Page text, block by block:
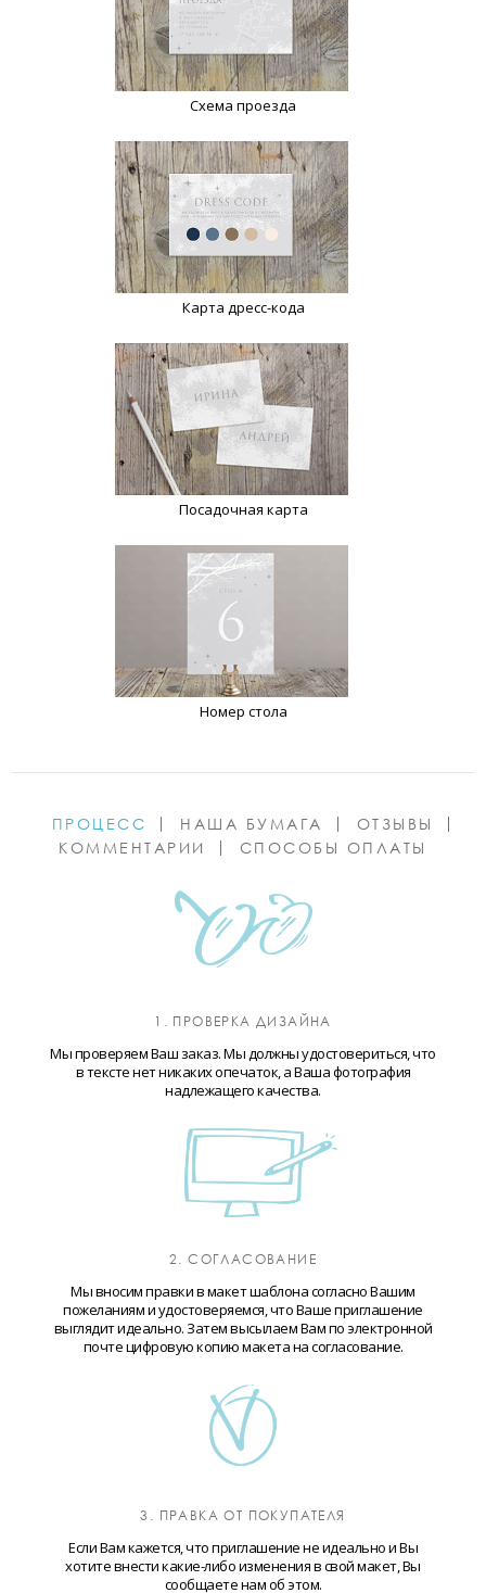
Схема проезда
Карта дресс-кода
Посадочная карта
Номер стола
ПРОЦЕСС НАША БУМАГА
ОТЗЫВЫ
КОММЕНТАРИИ
СПОСОБЫ ОПЛАТЫ
1. ПРОВЕРКА ДИЗАЙНА
Мы проверяем Ваш заказ. Мы должны удостовериться, что
в тексте нет никаких опечаток, а Ваша фотография
надлежащего качества.
2. СОГЛАСОВАНИЕ
Мы вносим правки в макет шаблона согласно Вашим
пожеланиям и удостоверяемся, что Ваше приглашение
выглядит идеально. Затем высылаем Вам по электронной
почте цифровую копию макета на согласование.
3. ПРАВКА ОТ ПОКУПАТЕЛЯ
Если Вам кажется, что приглашение не идеально и Вы
хотите внести какие-либо изменения в свой макет, Вы
сообщаете нам об этом.